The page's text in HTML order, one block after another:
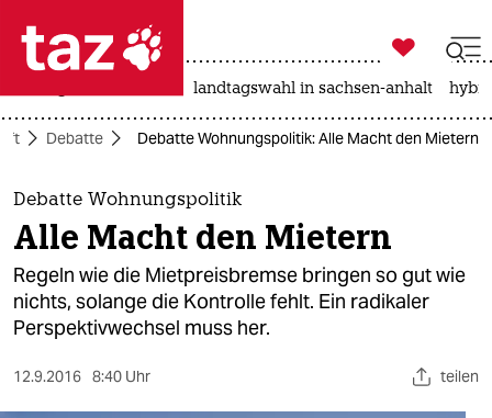
 taz zahl ich
taz zahl ich
themen
politik
öko
gesellschaft

taz zahl ich
landtagswahl in sachsen-anhalt
Debatte Debatte Wohnungspolitik: Alle Macht den Mietern
Debatte Wohnungspolitik
Alle Macht den Mietern
Regeln wie die Mietpreisbremse bringen so gut wie
nichts, solange die Kontrolle fehlt. Ein radikaler
Perspektivwechsel muss her.
12.9.2016 8:40 Uhr teilen